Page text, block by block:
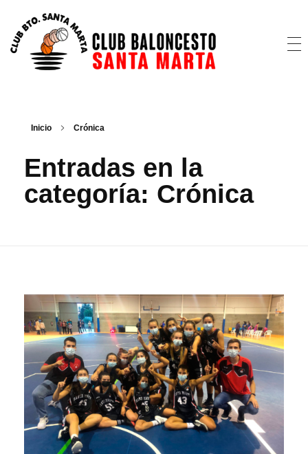
Inicio Crónica
Entradas en la
categoría: Crónica